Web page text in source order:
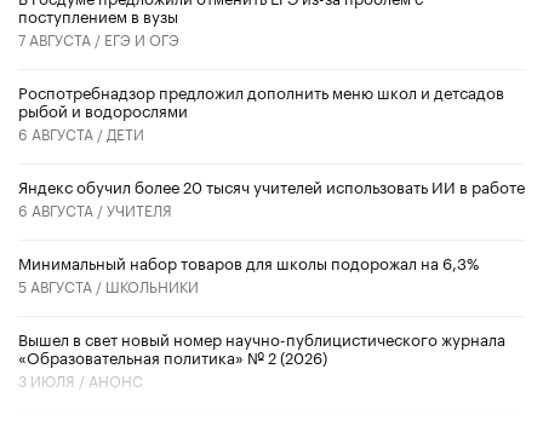
поступлением в вузы
7 АВГУСТА / ЕГЭ И ОГЭ
Роспотребнадзор предложил дополнить меню школ и детсадов
рыбой и водорослями
6 АВГУСТА / ДЕТИ
​Яндекс обучил более 20 тысяч учителей использовать ИИ в работе
6 АВГУСТА /УЧИТЕЛЯ
Минимальный набор товаров для школы подорожал на 6,3%
5 АВГУСТА / ШКОЛЬНИКИ
Вышел в свет новый номер научно-публицистического журнала
«Образовательная политика» № 2 (2026)
3 ИЮЛЯ / АНОНС